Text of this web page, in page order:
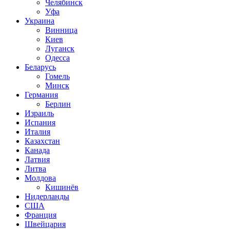
Челябинск
Уфа
Украина
Винница
Киев
Луганск
Одесса
Беларусь
Гомель
Минск
Германия
Берлин
Израиль
Испания
Италия
Казахстан
Канада
Латвия
Литва
Молдова
Кишинёв
Нидерланды
США
Франция
Швейцария